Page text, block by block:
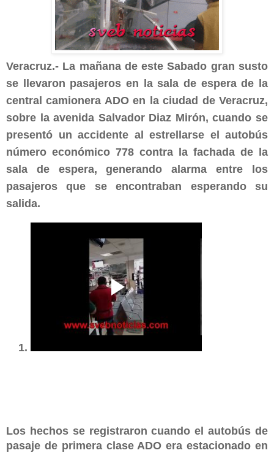
Veracruz.- La mañana de este Sabado gran susto
se llevaron pasajeros en la sala de espera de la
central camionera ADO en la ciudad de Veracruz,
sobre la avenida Salvador Diaz Mirón, cuando se
presentó un accidente al estrellarse el autobús
número económico 778 contra la fachada de la
sala de espera, generando alarma entre los
pasajeros que se encontraban esperando su
salida.
Los hechos se registraron cuando el autobús de
pasaje de primera clase ADO era estacionado en